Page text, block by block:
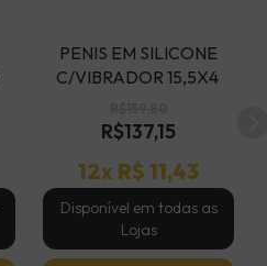
C/VIBRADOR 15,5X4
C2173
R$137,15
12x R$ 11,43
Disponível em todas as
Lojas